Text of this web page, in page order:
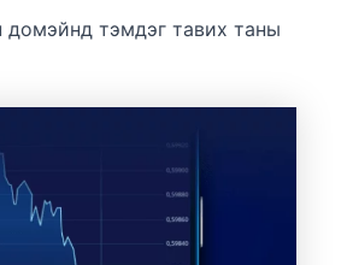
тэмдэг тавих таны